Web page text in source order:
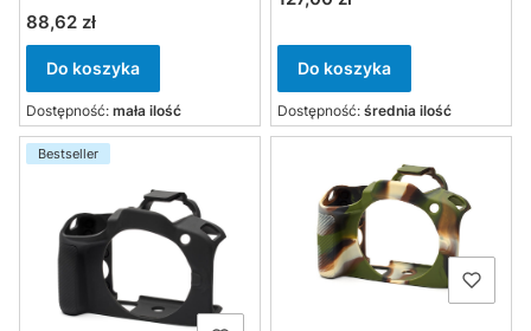
Cena
88,62 zł
Do koszyka
Dostępność: mała ilość
Do koszyka
Dostępność: średnia ilość
Bestseller